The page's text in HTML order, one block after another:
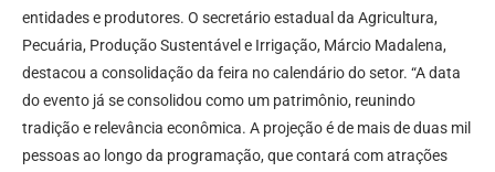
entidades e produtores. O secretário estadual da Agricultura,
Pecuária, Produção Sustentável e Irrigação, Márcio Madalena,
destacou a consolidação da feira no calendário do setor. “A data
do evento já se consolidou como um patrimônio, reunindo
tradição e relevância econômica. A projeção é de mais de duas mil
pessoas ao longo da programação, que contará com atrações